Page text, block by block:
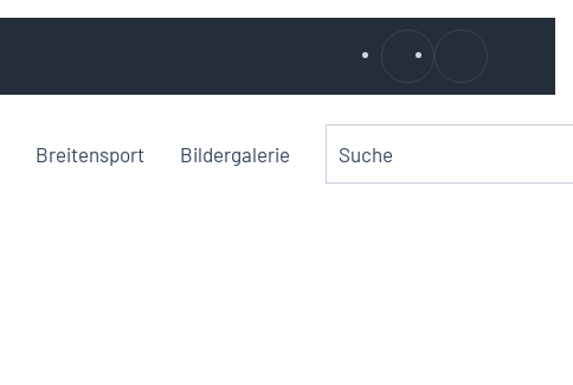
Breitensport Bildergalerie